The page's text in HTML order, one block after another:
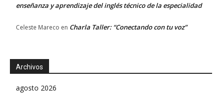
enseñanza y aprendizaje del inglés técnico de la especialidad
Celeste Mareco en Charla Taller: “Conectando con tu voz”
Archivos
agosto 2026